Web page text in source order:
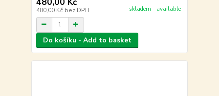
480,00 Kč bez DPH skladem - available
Do košíku - Add to basket